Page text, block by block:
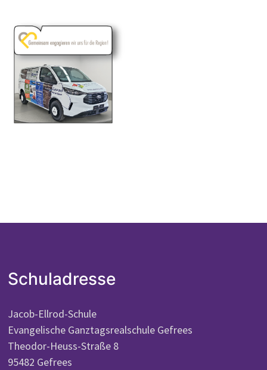
Schuladresse
Jacob-Ellrod-Schule
Evangelische Ganztagsrealschule Gefrees
Theodor-Heuss-Straße 8
95482 Gefrees